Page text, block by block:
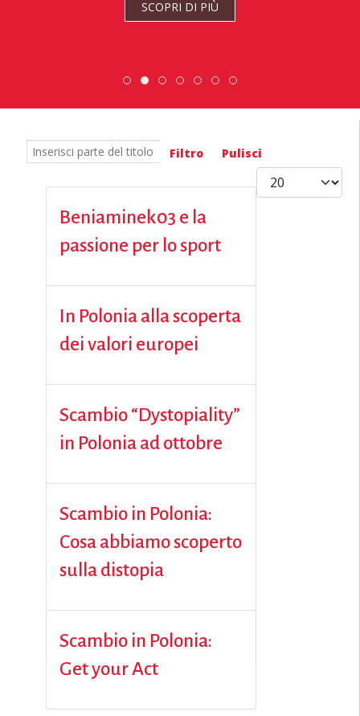
SCOPRI DI PIÙ
Scopri dove sono i nostri volontari
Scambio Giovanile » 19 - 28
ESC » Volontariato
DiscoverEu
Inserisci parte del titolo Filtro Pulisci
Visualizza #
Beniaminek03 e la
passione per lo sport
In Polonia alla scoperta
dei valori europei
Scambio “Dystopiality”
in Polonia ad ottobre
Scambio in Polonia:
Cosa abbiamo scoperto
sulla distopia
Scambio in Polonia:
Get your Act